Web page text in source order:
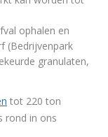
ophalen en
(Bedrijvenpark
granulaten,
tot 220 ton
rond in ons